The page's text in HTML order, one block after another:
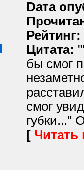
Dата
Рейтинг:
Цитата:
бы смог
смог
губки..."
[ Читать